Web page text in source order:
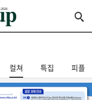
컬쳐 특집 피플